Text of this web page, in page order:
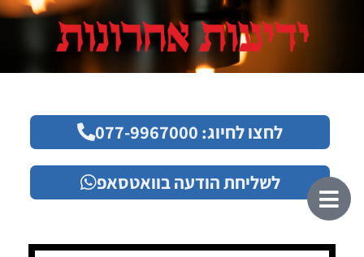
לחצו לחיוג: 077-9967000
לשליחת הודעה בוואטסאפ